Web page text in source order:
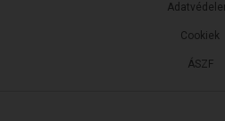
ÁSZF
Cookiek